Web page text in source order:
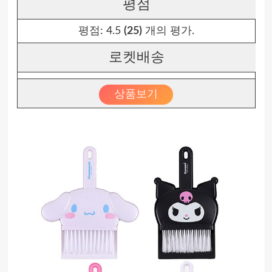
평점
평점: 4.5 (25)개의 평가.
로켓배송
상품보기